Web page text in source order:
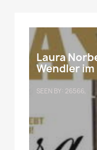
Laura
Wendler
SEEN BY: 26566,